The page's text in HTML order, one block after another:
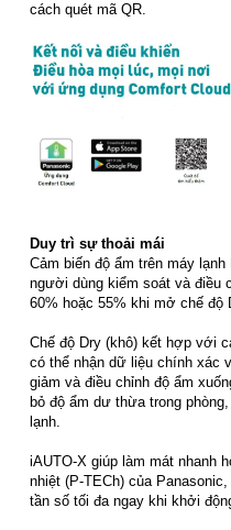
cách quét mã QR.
Duy trì sự thoải mái
Cảm biến độ ẩm trên máy
người dùng kiểm soát và điều
60% hoặc 55% khi mở chế độ
Chế độ Dry (khô) kết hợp với
có thể nhận dữ liệu chính xác
giảm và điều chỉnh độ ẩm
bỏ độ ẩm dư thừa trong
lạnh.
iAUTO-X giúp làm mát nhanh
nhiệt (P-TECh) của
tần số tối đa ngay khi khởi